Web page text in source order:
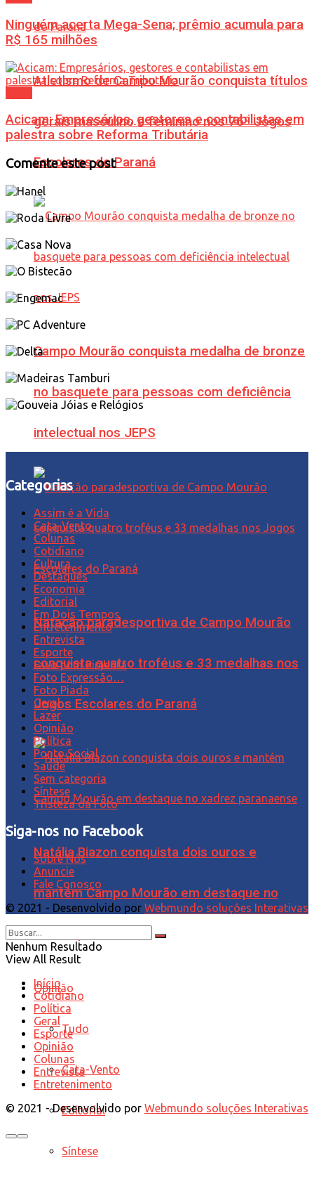
Atletismo de Campo Mourão conquista títulos
gerais masculino e feminino nos 76º Jogos
Escolares do Paraná
Campo Mourão conquista medalha de bronze
no basquete para pessoas com deficiência
intelectual nos JEPS
Natação paradesportiva de Campo Mourão
conquista quatro troféus e 33 medalhas nos
Jogos Escolares do Paraná
Natália Biazon conquista dois ouros e
mantém Campo Mourão em destaque no
xadrez paranaense
Opinião
Tudo
Cata-Vento
Editorial
Síntese
Ninguém acerta Mega-Sena; prêmio acumula para
R$ 165 milhões
Acicam: Empresários, gestores e contabilistas em
palestra sobre Reforma Tributária
Comente este post
Categorias
Assim é a Vida
Cata-Vento
Colunas
Cotidiano
Cultura
Destaques
Economia
Editorial
Em Dois Tempos
Entretenimento
Entrevista
Esporte
Favo com Pimenta
Foto Expressão…
Foto Piada
Geral
Lazer
Opinião
Política
Ponto Social
Saúde
Sem categoria
Síntese
Tristeza da Foto
Siga-nos no Facebook
Sobre Nós
Anuncie
Fale Conosco
© 2021 - Desenvolvido por Webmundo soluções Interativas
Nenhum Resultado
View All Result
Início
Cotidiano
Política
Geral
Esporte
Opinião
Colunas
Entrevista
Entretenimento
© 2021 - Desenvolvido por Webmundo soluções Interativas